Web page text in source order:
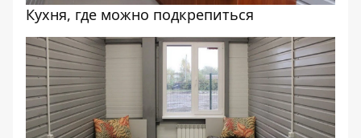
Кухня, где можно подкрепиться